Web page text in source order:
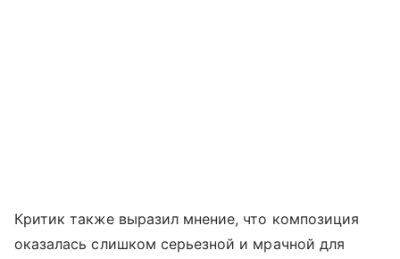
Критик также выразил мнение, что композиция
оказалась слишком серьезной и мрачной для